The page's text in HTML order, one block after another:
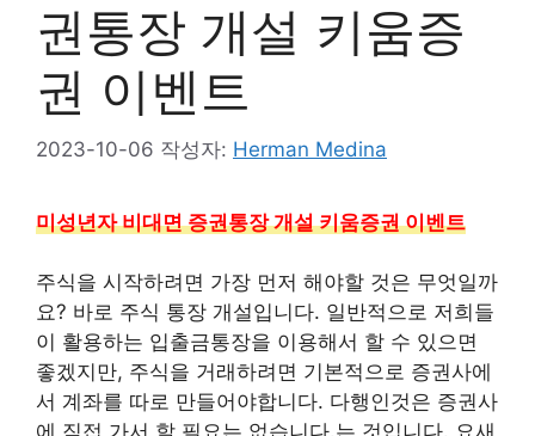
권통장 개설 키움증
권 이벤트
2023-10-06 작성자: Herman Medina
미성년자 비대면 증권통장 개설 키움증권 이벤트
주식을 시작하려면 가장 먼저 해야할 것은 무엇일까
요? 바로 주식 통장 개설입니다. 일반적으로 저희들
이 활용하는 입출금통장을 이용해서 할 수 있으면
좋겠지만, 주식을 거래하려면 기본적으로 증권사에
서 계좌를 따로 만들어야합니다. 다행인것은 증권사
에 직접 가서 할 필요는 없습니다.는 것입니다. 요새